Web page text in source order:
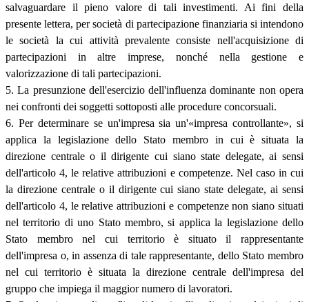
salvaguardare il pieno valore di tali investimenti. Ai fini della
presente lettera, per società di partecipazione finanziaria si intendono
le società la cui attività prevalente consiste nell'acquisizione di
partecipazioni in altre imprese, nonché nella gestione e
valorizzazione di tali partecipazioni.
5. La presunzione dell'esercizio dell'influenza dominante non opera
nei confronti dei soggetti sottoposti alle procedure concorsuali.
6. Per determinare se un'impresa sia un'«impresa controllante», si
applica la legislazione dello Stato membro in cui è situata la
direzione centrale o il dirigente cui siano state delegate, ai sensi
dell'articolo 4, le relative attribuzioni e competenze. Nel caso in cui
la direzione centrale o il dirigente cui siano state delegate, ai sensi
dell'articolo 4, le relative attribuzioni e competenze non siano situati
nel territorio di uno Stato membro, si applica la legislazione dello
Stato membro nel cui territorio è situato il rappresentante
dell'impresa o, in assenza di tale rappresentante, dello Stato membro
nel cui territorio è situata la direzione centrale dell'impresa del
gruppo che impiega il maggior numero di lavoratori.